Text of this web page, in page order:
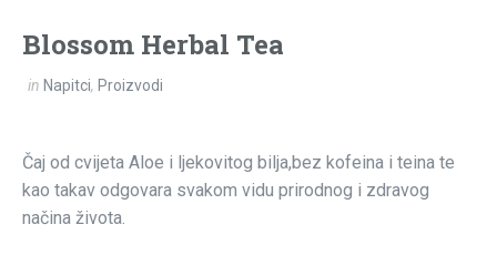
Blossom Herbal Tea
in Napitci, Proizvodi
Čaj od cvijeta Aloe i ljekovitog bilja,bez kofeina i teina te
kao takav odgovara svakom vidu prirodnog i zdravog
načina života.